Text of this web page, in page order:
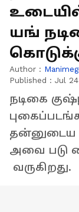
யங்
Author :
Published : Jul
நடிகை
தன்னுடைய
அவை படு
வருகிறது.